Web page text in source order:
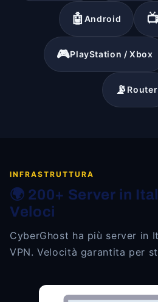
🤖 Android 📺
🎮PlayStation / Xbox
📡 Router
INFRASTRUTTURA
🌍 200+ Server in
Veloci
CyberGhost ha più server in
VPN. Velocità garantita per